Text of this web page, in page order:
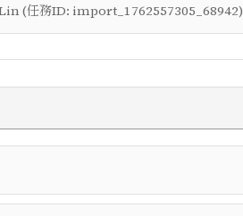
(任務ID: import_1762557305_68942)